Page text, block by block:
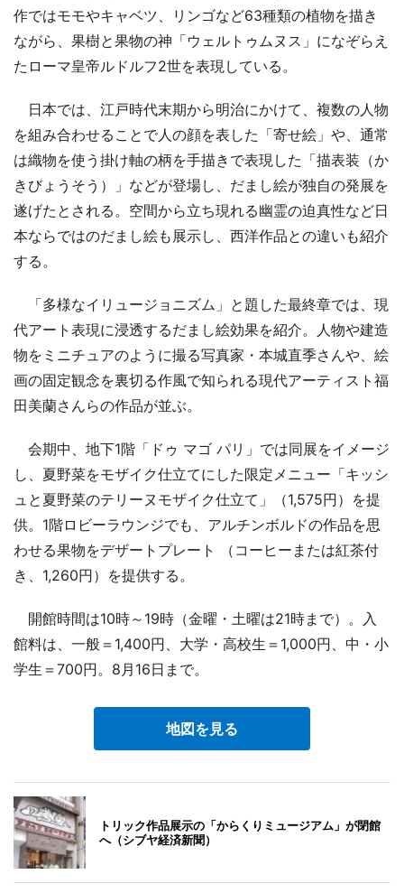
作ではモモやキャベツ、リンゴなど63種類の植物を描き
ながら、果樹と果物の神「ウェルトゥムヌス」になぞらえ
たローマ皇帝ルドルフ2世を表現している。
日本では、江戸時代末期から明治にかけて、複数の人物
を組み合わせることで人の顔を表した「寄せ絵」や、通常
は織物を使う掛け軸の柄を手描きで表現した「描表装（か
きびょうそう）」などが登場し、だまし絵が独自の発展を
遂げたとされる。空間から立ち現れる幽霊の迫真性など日
本ならではのだまし絵も展示し、西洋作品との違いも紹介
する。
「多様なイリュージョニズム」と題した最終章では、現
代アート表現に浸透するだまし絵効果を紹介。人物や建造
物をミニチュアのように撮る写真家・本城直季さんや、絵
画の固定観念を裏切る作風で知られる現代アーティスト福
田美蘭さんらの作品が並ぶ。
会期中、地下1階「ドゥ マゴ パリ」では同展をイメージ
し、夏野菜をモザイク仕立てにした限定メニュー「キッシ
ュと夏野菜のテリーヌモザイク仕立て」（1,575円）を提
供。1階ロビーラウンジでも、アルチンボルドの作品を思
わせる果物をデザートプレート （コーヒーまたは紅茶付
き、1,260円）を提供する。
開館時間は10時～19時（金曜・土曜は21時まで）。入
館料は、一般＝1,400円、大学・高校生＝1,000円、中・小
学生＝700円。8月16日まで。
地図を見る
トリック作品展示の「からくりミュージアム」が閉館
へ（シブヤ経済新聞）